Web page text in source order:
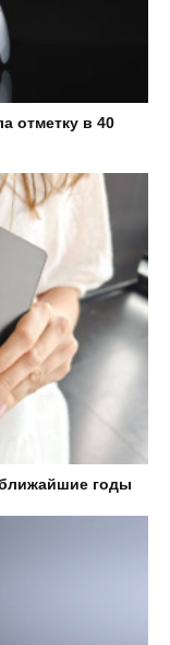
отметку в 40
годы